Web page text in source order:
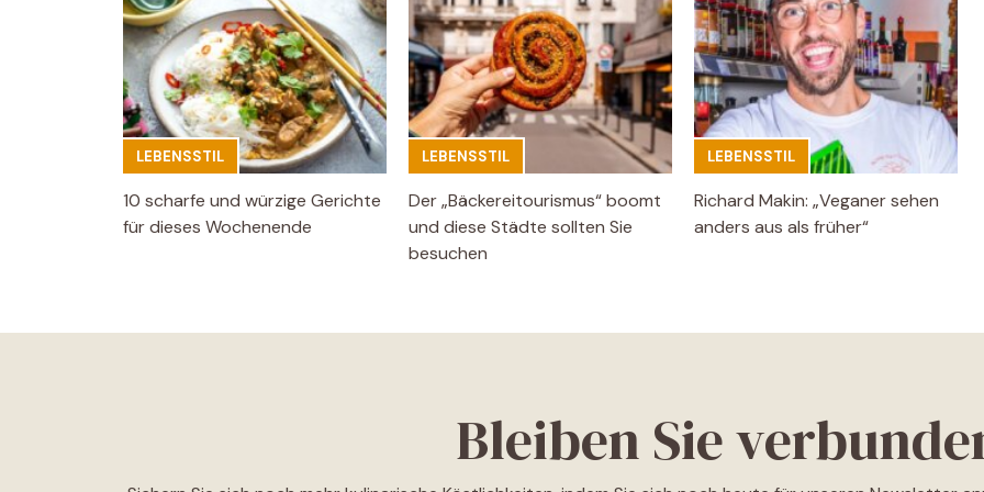
LEBENSSTIL
10 scharfe und würzige Gerichte
für dieses Wochenende
LEBENSSTIL
Der „Bäckereitourismus“ boomt
und diese Städte sollten Sie
besuchen
LEBENSSTIL
Richard Makin: „Veganer sehen
anders aus als früher“
Bleiben Sie